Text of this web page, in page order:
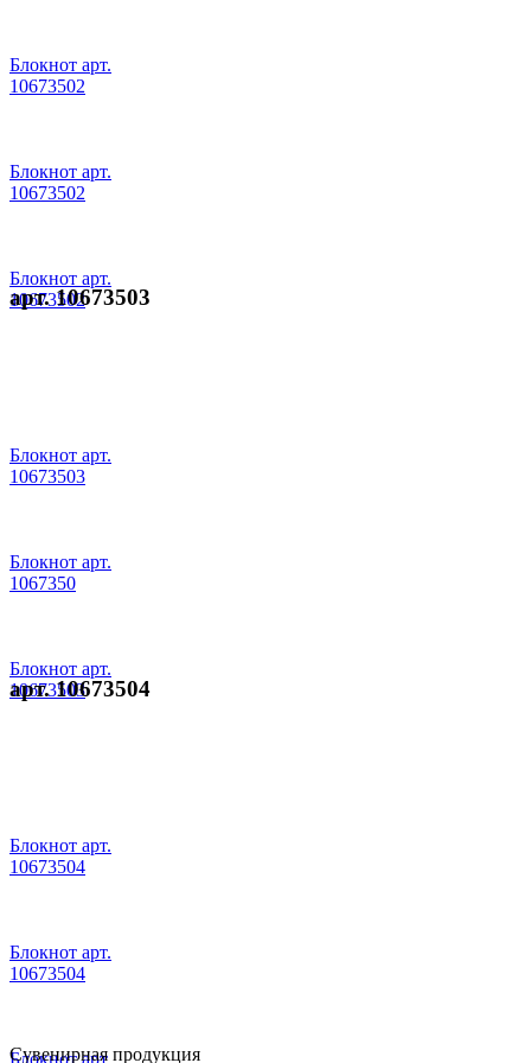
Блокнот арт.
10673502
Блокнот арт.
10673502
Блокнот арт.
10673502
арт. 10673503
Блокнот арт.
10673503
Блокнот арт.
1067350
Блокнот арт.
10673503
арт. 10673504
Блокнот арт.
10673504
Блокнот арт.
10673504
Сувенирная продукция